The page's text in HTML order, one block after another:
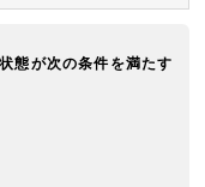
態が次の条件を満たす